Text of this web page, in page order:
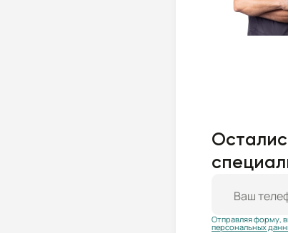
Отправляя форму,
персональных